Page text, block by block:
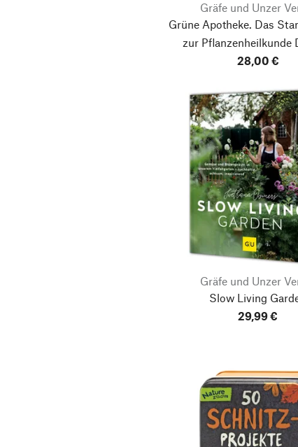
Gräfe und Unzer
Grüne Apotheke. Das
zur Pflanzenheilkunde
Grünwald und Christof
28,00 €
Gräfe und Unzer
Slow Living
29,99 €